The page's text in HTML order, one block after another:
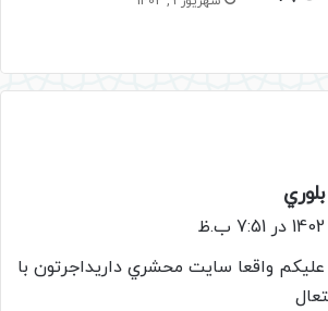
ف
:
واقعا سايت محشري داريداجرتون با